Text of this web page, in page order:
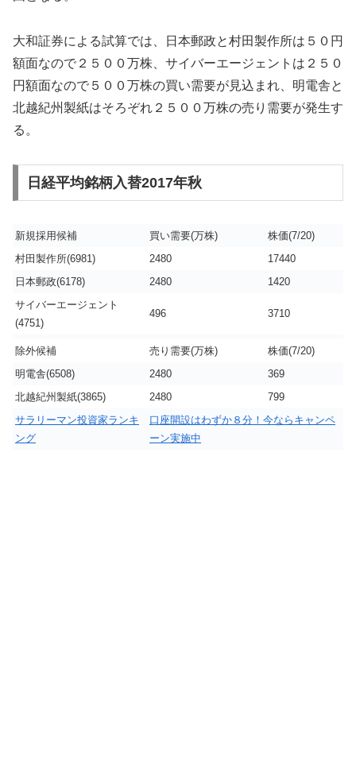
大和証券による試算では、日本郵政と村田製作所は５０円
額面なので２５００万株、サイバーエージェントは２５０
円額面なので５００万株の買い需要が見込まれ、明電舎と
北越紀州製紙はそろぞれ２５００万株の売り需要が発生す
る。
日経平均銘柄入替2017年秋
新規採用候補 買い需要(万株)
株価(7/20)
村田製作所(6981)
2480
17440
日本郵政(6178)
2480
1420
サイバーエージェント
(4751)
496 3710
除外候補 売り需要(万株)
株価(7/20)
明電舎(6508)
2480
369
北越紀州製紙(3865)
2480
799
サラリーマン投資家ランキ
ング
口座開設はわずか８分！今ならキャンペ
ーン実施中